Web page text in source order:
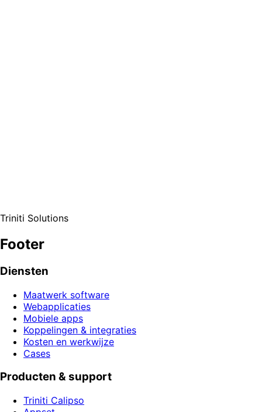
Triniti Solutions
Footer
Diensten
Maatwerk software
Webapplicaties
Mobiele apps
Koppelingen & integraties
Kosten en werkwijze
Cases
Producten & support
Triniti Calipso